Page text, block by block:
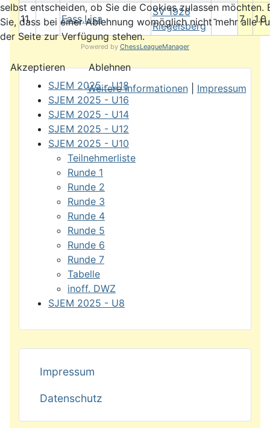
SJEM 2025 - U18
SJEM 2025 - U16
SJEM 2025 - U14
SJEM 2025 - U12
SJEM 2025 - U10
Teilnehmerliste
Runde 1
Runde 2
Runde 3
Runde 4
Runde 5
Runde 6
Runde 7
Tabelle
inoff. DWZ
SJEM 2025 - U8
11. Fass,Lisa
SV 1926
Riegelsberg
- 7 1.0
Powered by ChessLeagueManager
Impressum
Datenschutz
selbst entscheiden, ob Sie die Cookies zulassen möchten.
Sie, dass bei einer Ablehnung womöglich nicht mehr alle
der Seite zur Verfügung stehen.
Akzeptieren
Ablehnen
Weitere Informationen| Impressum